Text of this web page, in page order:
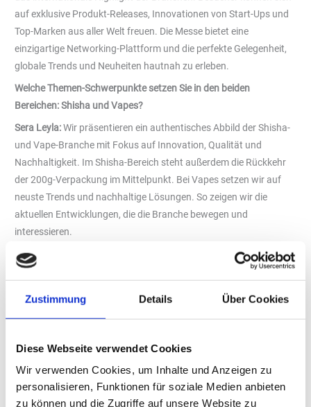
Zustimmung Details Über Cookies
Diese Webseite verwendet Cookies
Wir verwenden Cookies, um Inhalte und Anzeigen zu
personalisieren, Funktionen für soziale Medien anbieten
zu können und die Zugriffe auf unsere Website zu
auf exklusive Produkt-Releases, Innovationen von Start-Ups und
Top-Marken aus aller Welt freuen. Die Messe bietet eine
einzigartige Networking-Plattform und die perfekte Gelegenheit,
globale Trends und Neuheiten hautnah zu erleben.
Welche Themen-Schwerpunkte setzen Sie in den beiden
Bereichen: Shisha und Vapes?
Sera Leyla:Wir präsentieren ein authentisches Abbild der Shisha-
und Vape-Branche mit Fokus auf Innovation, Qualität und
Nachhaltigkeit. Im Shisha-Bereich steht außerdem die Rückkehr
der 200g-Verpackung im Mittelpunkt. Bei Vapes setzen wir auf
neuste Trends und nachhaltige Lösungen. So zeigen wir die
aktuellen Entwicklungen, die die Branche bewegen und
interessieren.
Wie sieht das Rahmenprogramm aus?
Sera Leyla:
Wie in den vergangenen Jahren vergeben wir auch in
Tobacco, Best Vape Product. Es gibt Umfragen, die wir über
unsere Social Media Kanäle regelmäßig durchführen, bei denen
dann die Awards an die Hersteller vor Ort.
Erster Messetag ist Fachbesuchertag